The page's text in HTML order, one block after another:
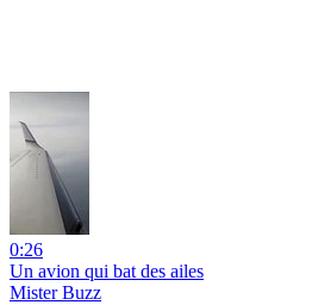
0:26
Un avion qui bat des ailes
Mister Buzz